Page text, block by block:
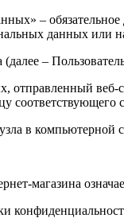
–
данных или
(далее –
отправленный веб-
соответствующего
в компьютерной
магазина